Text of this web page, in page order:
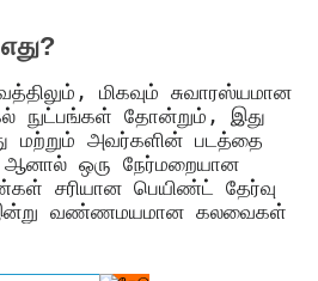
மிகவும் சுவாரஸ்யமான
நுட்பங்கள் தோன்றும், இது
மற்றும் அவர்களின் படத்தை
ஆனால் ஒரு நேர்மறையான
சரியான பெயிண்ட் தேர்வு
வண்ணமயமான கலவைகள்